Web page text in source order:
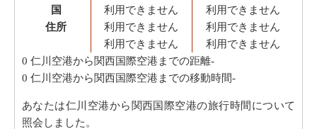
国
住所
利用できません
利用できません
利用できません
利用できません
利用できません
利用できません
0 仁川空港から関西国際空港までの距離-
0 仁川空港から関西国際空港までの移動時間-
あなたは仁川空港から関西国際空港の旅行時間について
照会しました。